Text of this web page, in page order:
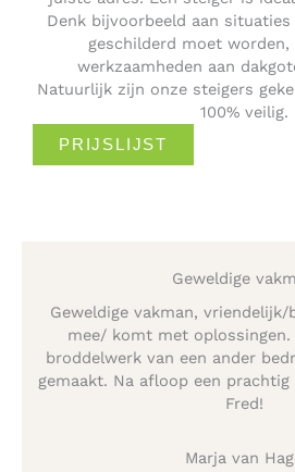
Denk bijvoorbeeld aan
geschilderd moet worden,
werkzaamheden aan
Natuurlijk zijn onze steigers
100% veilig.
PRIJSLIJST
Geweldige
Geweldige vakman,
mee/ komt met
broddelwerk van een ander
gemaakt. Na afloop een
Fred!
Marja van